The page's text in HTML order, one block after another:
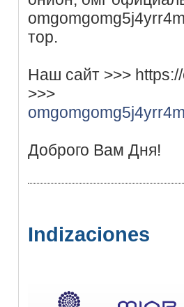
тор.
Наш сайт >>>
>>>
Доброго Вам Дня!
Indizaciones